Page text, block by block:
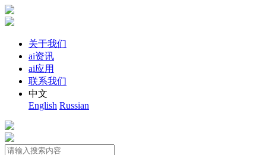
关于我们
ai资讯
ai应用
联系我们
中文
English Russian